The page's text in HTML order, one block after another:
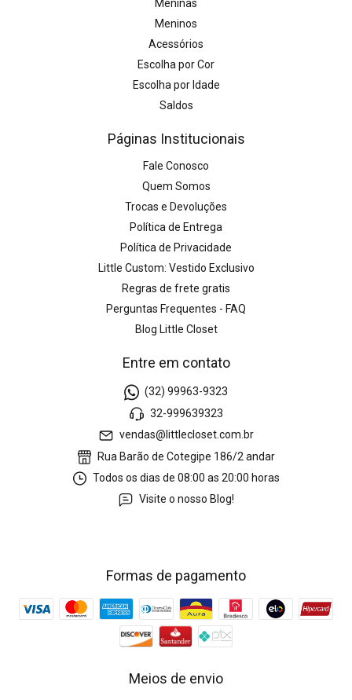
Meninas
Meninos
Acessórios
Escolha por Cor
Escolha por Idade
Saldos
Páginas Institucionais
Fale Conosco
Quem Somos
Trocas e Devoluções
Política de Entrega
Política de Privacidade
Little Custom: Vestido Exclusivo
Regras de frete gratis
Perguntas Frequentes - FAQ
Blog Little Closet
Entre em contato
(32) 99963-9323
32-999639323
vendas@littlecloset.com.br
Rua Barão de Cotegipe 186/2 andar
Todos os dias de 08:00 as 20:00 horas
Visite o nosso Blog!
Formas de pagamento
Meios de envio